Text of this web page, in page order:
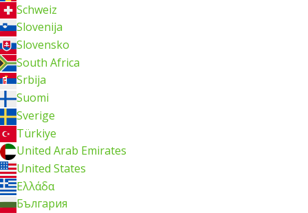
Schweiz
Slovenija
Slovensko
South Africa
Srbija
Suomi
Sverige
Türkiye
United Arab Emirates
United States
Ελλάδα
България